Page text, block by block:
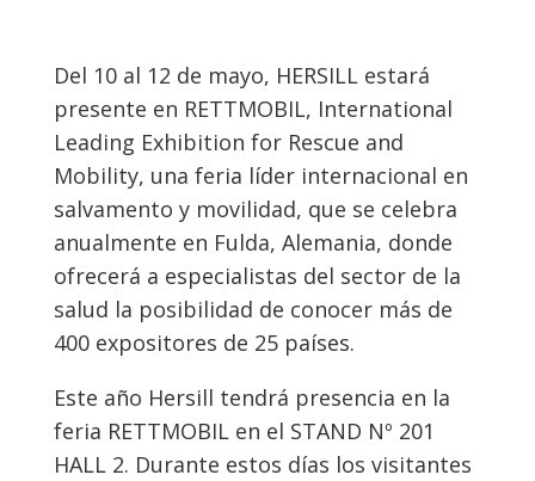
Del 10 al 12 de mayo, HERSILL estará
presente en RETTMOBIL, International
Leading Exhibition for Rescue and
Mobility, una feria líder internacional en
salvamento y movilidad, que se celebra
anualmente en Fulda, Alemania, donde
ofrecerá a especialistas del sector de la
salud la posibilidad de conocer más de
400 expositores de 25 países.
Este año Hersill tendrá presencia en la
feria RETTMOBIL en el STAND Nº 201
HALL 2. Durante estos días los visitantes